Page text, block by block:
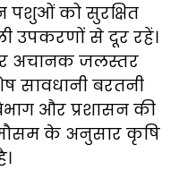
पशुओं को सुरक्षित
उपकरणों से दूर रहें।
अचानक जलस्तर
सावधानी बरतनी
और प्रशासन की
के अनुसार कृषि